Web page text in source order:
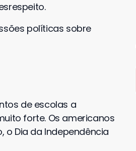
políticas sobre
de escolas a
forte. Os americanos
Dia da Independência